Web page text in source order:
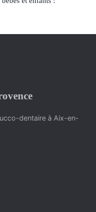
dentaire à Aix-en-